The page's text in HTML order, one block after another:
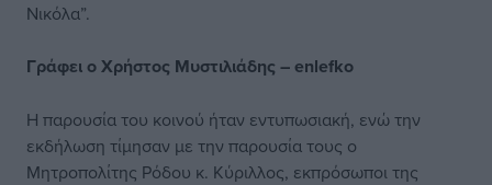
Νικόλα”.
Γράφει ο Χρήστος Μυστιλιάδης – enlefko
Η παρουσία του κοινού ήταν εντυπωσιακή, ενώ την
εκδήλωση τίμησαν με την παρουσία τους ο
Μητροπολίτης Ρόδου κ. Κύριλλος, εκπρόσωποι της